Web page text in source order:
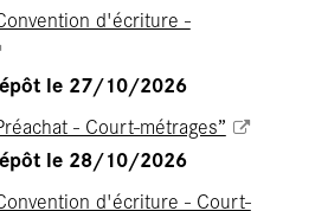
d'écriture -
le 27/10/2026
- Court-métrages”
le 28/10/2026
d'écriture - Court-